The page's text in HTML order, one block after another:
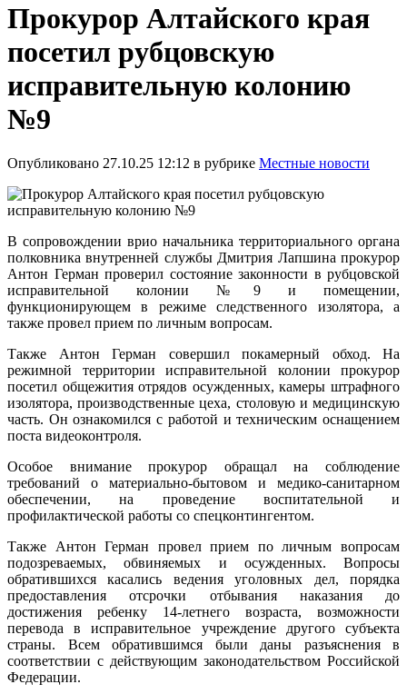
Прокурор Алтайского края
посетил рубцовскую
исправительную колонию
№9
Опубликовано 27.10.25 12:12 в рубрике Местные новости
В сопровождении врио начальника территориального органа
полковника внутренней службы Дмитрия Лапшина прокурор
Антон Герман проверил состояние законности в рубцовской
исправительной колонии №9 и помещении,
функционирующем в режиме следственного изолятора, а
также провел прием по личным вопросам.
Также Антон Герман совершил покамерный обход. На
режимной территории исправительной колонии прокурор
посетил общежития отрядов осужденных, камеры штрафного
изолятора, производственные цеха, столовую и медицинскую
часть. Он ознакомился с работой и техническим оснащением
поста видеоконтроля.
Особое внимание прокурор обращал на соблюдение
требований о материально-бытовом и медико-санитарном
обеспечении, на проведение воспитательной и
профилактической работы со спецконтингентом.
Также Антон Герман провел прием по личным вопросам
подозреваемых, обвиняемых и осужденных. Вопросы
обратившихся касались ведения уголовных дел, порядка
предоставления отсрочки отбывания наказания до
достижения ребенку 14-летнего возраста, возможности
перевода в исправительное учреждение другого субъекта
страны. Всем обратившимся были даны разъяснения в
соответствии с действующим законодательством Российской
Федерации.